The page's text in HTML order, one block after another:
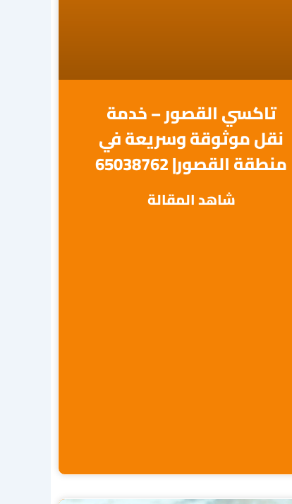
تاكسي القصور – خدمة
نقل موثوقة وسريعة في
منطقة القصور| 65038762
شاهد المقالة